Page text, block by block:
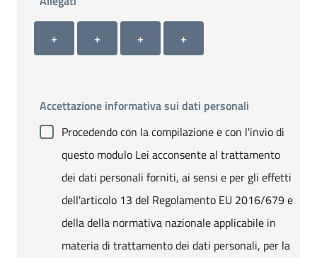
Allegato 1
+
Allegato 2
+
Allegato 3
+
Allegato 4
+
Accettazione informativa sui dati personali
Procedendo con la compilazione e con l'invio di
questo modulo Lei acconsente al trattamento
dei dati personali forniti, ai sensi e per gli effetti
dell'articolo 13 del Regolamento EU 2016/679 e
della della normativa nazionale applicabile in
materia di trattamento dei dati personali, per la